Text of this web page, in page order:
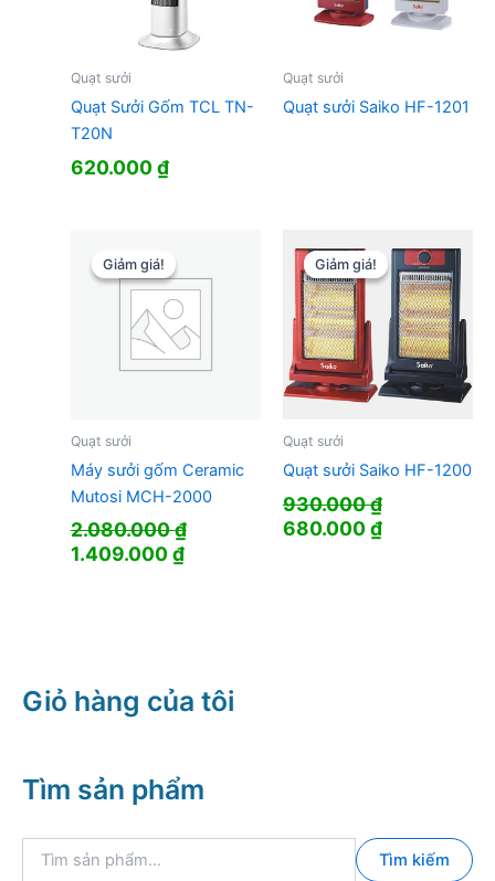
Quạt sưởi
Quạt Sưởi Gốm TCL TN-
T20N
620.000₫
Quạt sưởi
Quạt sưởi Saiko HF-1201
Giảm giá!
Giảm giá!
Quạt sưởi
Máy sưởi gốm Ceramic
Mutosi MCH-2000
2.080.000₫
Giá
1.409.000₫Giá
Giảm giá!
Giảm giá!
Quạt sưởi
Quạt sưởi Saiko HF-1200
930.000₫
Giá
680.000₫Giá
Giỏ hàng của tôi
Tìm sản phẩm
Tìm kiếm